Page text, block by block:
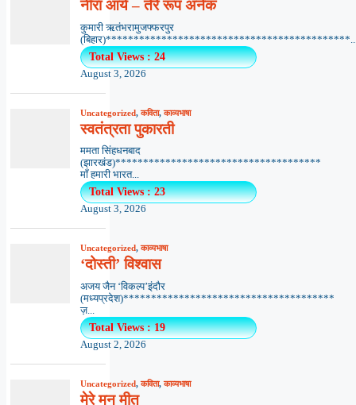
नीरा आर्य – तेरे रूप अनेक
कुमारी ऋतंभरामुजफ्फरपुर
Total Views : 24
August 3, 2026
Uncategorized,कविता,काव्यभाषा
स्वतंत्रता पुकारती
ममता सिंहधनबाद
(झारखंड)*************************************
माँ हमारी भारत...
Total Views : 23
August 3, 2026
Uncategorized,काव्यभाषा
‘दोस्ती’ विश्वास
अजय जैन ‘विकल्प’इंदौर
(मध्यप्रदेश)**************************************
ज़...
Total Views : 19
August 2, 2026
Uncategorized,कविता,काव्यभाषा
मेरे मन मीत